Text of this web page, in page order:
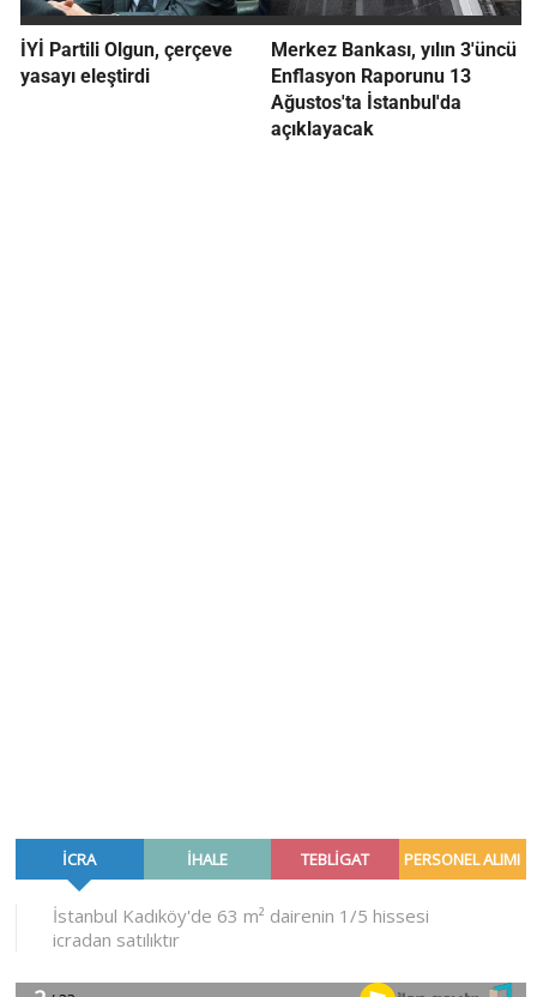
İYİ Partili Olgun, çerçeve
yasayı eleştirdi
Merkez Bankası, yılın 3'üncü
Enflasyon Raporunu 13
Ağustos'ta İstanbul'da
açıklayacak